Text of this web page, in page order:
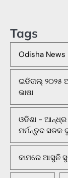
Tags
Odisha News
ଇଡିତାଲ୍ ୨୦୨୫
ଭାଷା
ଓଡିଶା - ଆନ୍ଧ୍ର
ମର୍ମନ୍ତୁଦ ସଡକ
କାମରେ ଆସୁନି